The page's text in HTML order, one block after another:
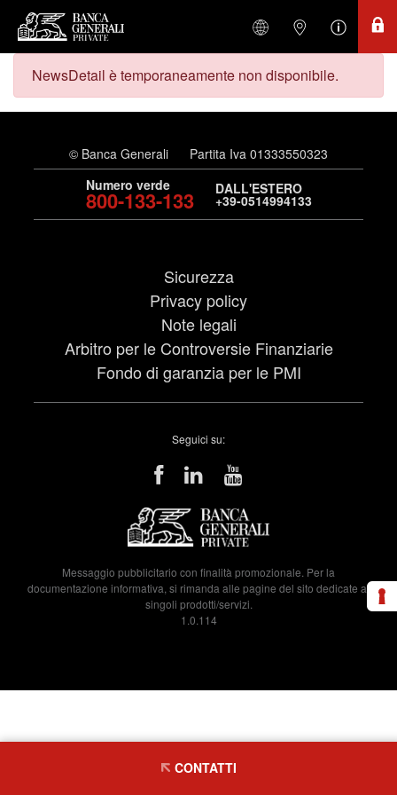
NewsDetail è temporaneamente non disponibile.
© Banca Generali
Partita Iva 01333550323
Numero verde
800-133-133 DALL'ESTERO
+39-0514994133
Sicurezza
Privacy policy
Note legali
Arbitro per le Controversie Finanziarie
Fondo di garanzia per le PMI
Seguici su:
Messaggio pubblicitario con finalità promozionale. Per la
documentazione informativa, si rimanda alle pagine del sito dedicate ai
singoli prodotti/servizi.
1.0.114
CONTATTI